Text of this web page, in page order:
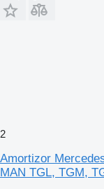
2
Amortizor
MAN TGL, TGM,